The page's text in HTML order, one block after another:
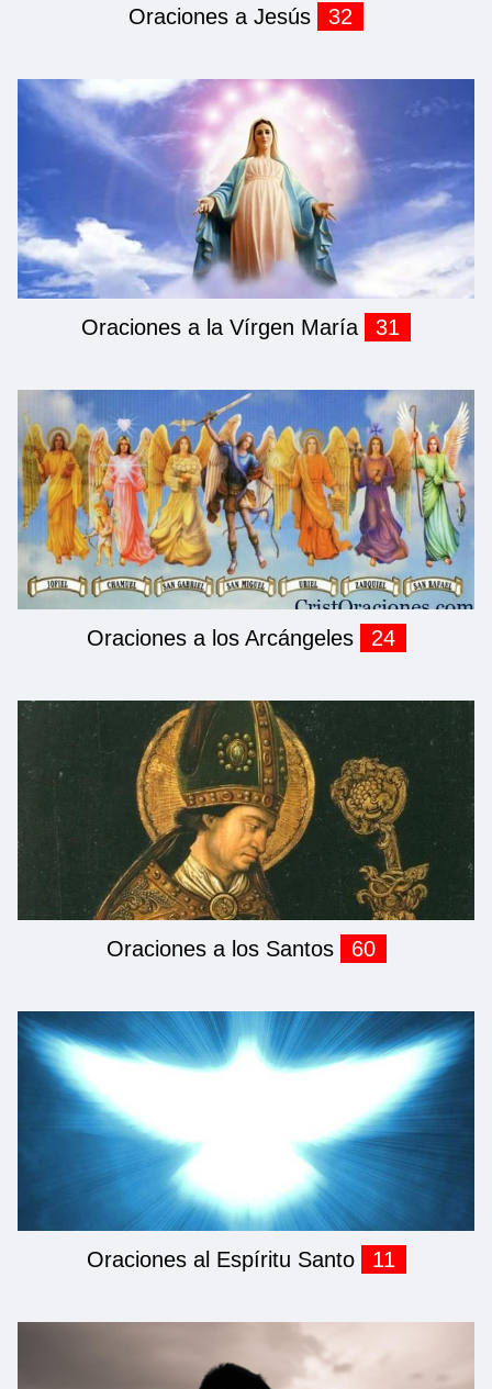
Oraciones a Jesús 32
Oraciones a la Vírgen María 31
Oraciones a los Arcángeles 24
Oraciones a los Santos 60
Oraciones al Espíritu Santo 11